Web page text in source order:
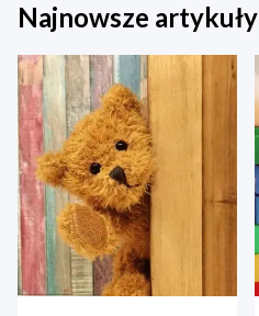
Najnowsze artykuły